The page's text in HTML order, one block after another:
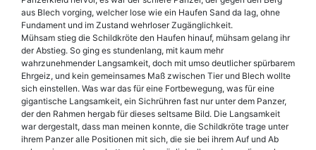
aus Blech vorging, welcher lose wie ein Haufen Sand da lag, ohne
Fundament und im Zustand wehrloser Zugänglichkeit.
Mühsam stieg die Schildkröte den Haufen hinauf, mühsam gelang ihr
der Abstieg. So ging es stundenlang, mit kaum mehr
wahrzunehmender Langsamkeit, doch mit umso deutlicher spürbarem
Ehrgeiz, und kein gemeinsames Maß zwischen Tier und Blech wollte
sich einstellen. Was war das für eine Fortbewegung, was für eine
gigantische Langsamkeit, ein Sichrühren fast nur unter dem Panzer,
der den Rahmen hergab für dieses seltsame Bild. Die Langsamkeit
war dergestalt, dass man meinen konnte, die Schildkröte trage unter
ihrem Panzer alle Positionen mit sich, die sie bei ihrem Auf und Ab